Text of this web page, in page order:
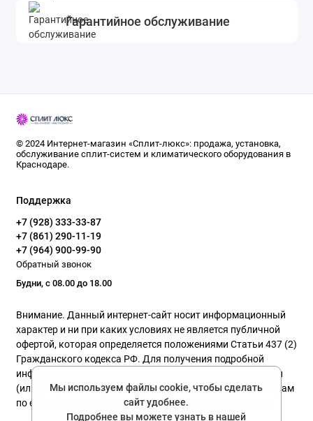
Гарантийное обслуживание
© 2024 Интернет-магазин «Сплит-люкс»: продажа, установка,
обслуживание сплит-систем и климатического оборудования в
Краснодаре.
Поддержка
+7 (928) 333-33-87
+7 (861) 290-11-19
+7 (964) 900-99-90
Обратный звонок
Будни, с 08.00 до 18.00
Внимание. Данный интернет-сайт носит информационный
характер и ни при каких условиях не является публичной
офертой, которая определяется положениями Статьи 437 (2)
Гражданского кодекса РФ. Для получения подробной
информации о наличии и стоимости указанных товаров и
(или) услуг, пожалуйста, обращайтесь к нашим менеджерам
по email или телефону указанного в разделе контакты !
Мы используем файлы cookie, чтобы сделать
сайт удобнее.
Подробнее вы можете узнать в нашей